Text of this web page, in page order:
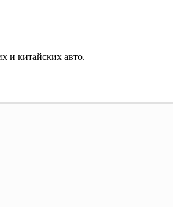
и китайских авто.